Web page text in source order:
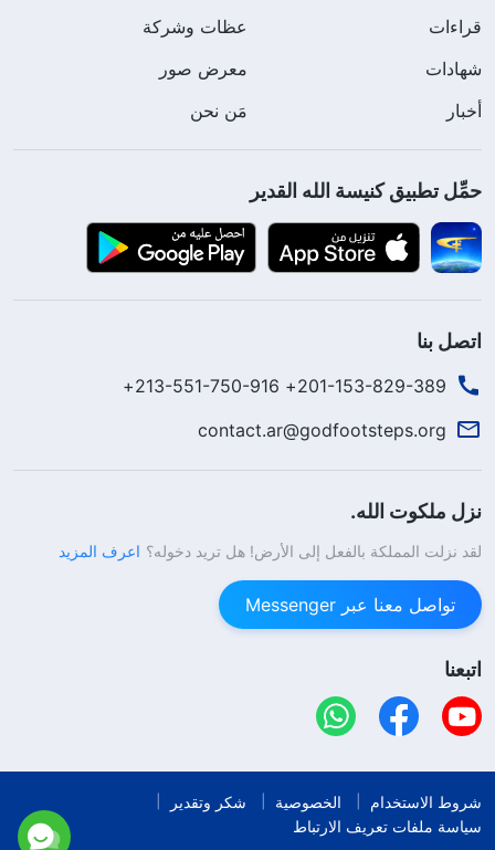
قراءات
عظات وشركة
شهادات
معرض صور
أخبار
مَن نحن
حمِّل تطبيق كنيسة الله القدير
اتصل بنا
201-153-829-389+ 213-551-750-916+
contact.ar@godfootsteps.org
نزل ملكوت الله.
لقد نزلت المملكة بالفعل إلى الأرض! هل تريد دخوله؟ اعرف المزيد
تواصل معنا عبر Messenger
اتبعنا
شروط الاستخدام الخصوصية
شكر وتقدير
سياسة ملفات تعريف الارتباط